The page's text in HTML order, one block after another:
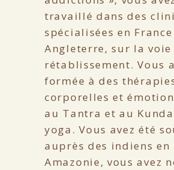
travaillé dans des
spécialisées en
Angleterre, sur la voie
rétablissement. Vous
formée à des
corporelles et
au Tantra et au
yoga. Vous avez été
auprès des indiens en
Amazonie, vous avez